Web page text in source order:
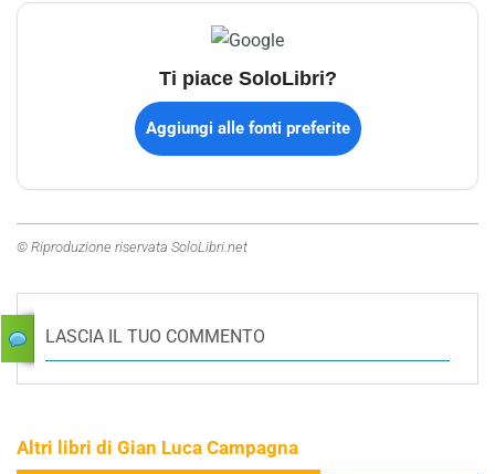
Ti piace SoloLibri?
Aggiungi alle fonti preferite
© Riproduzione riservata SoloLibri.net
LASCIA IL TUO COMMENTO
Altri libri di Gian Luca Campagna